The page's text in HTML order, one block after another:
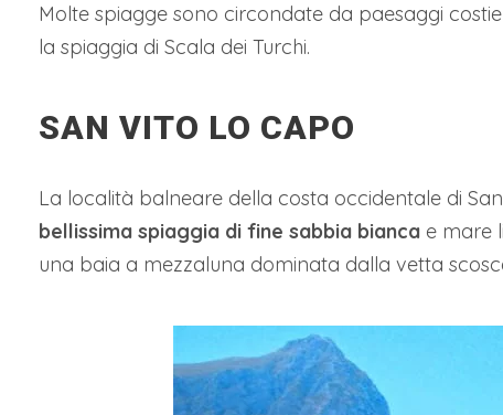
Molte spiagge sono circondate da paesaggi
la spiaggia di Scala dei Turchi.
SAN VITO LO CAPO
La località balneare della costa occidentale di
bellissima spiaggia di fine sabbia bianca e mare
una baia a mezzaluna dominata dalla vetta